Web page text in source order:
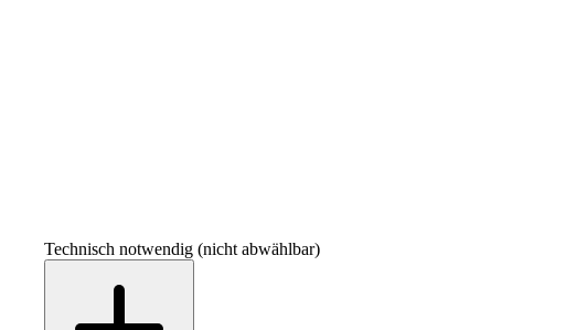
Technisch notwendig (nicht abwählbar)